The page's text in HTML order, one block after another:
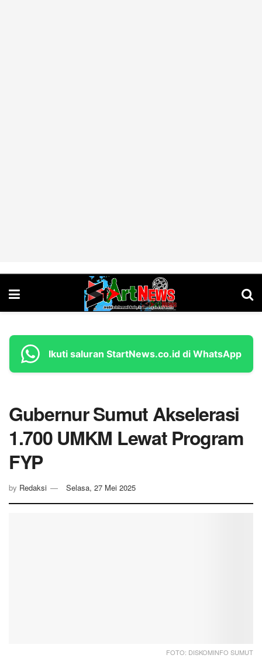
Ikuti saluran StartNews.co.id di WhatsApp
Gubernur Sumut Akselerasi
1.700 UMKM Lewat Program
FYP
by Redaksi Selasa, 27 Mei 2025
FOTO: DISKOMINFO SUMUT